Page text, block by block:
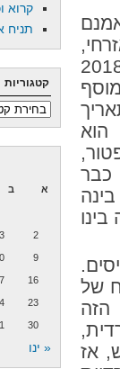
יקבלו דחיית שירות, בפועל עד תחילת 2018
ב"מוסף
"הכל צריך לקרות ב-2017", הוא
כבר
בינה
5,200 מתגייסים.
של
אז
קרוא
תניח
קטגוריות
קטגוריות
א ב
2
3
9
16
23
30
« ינו